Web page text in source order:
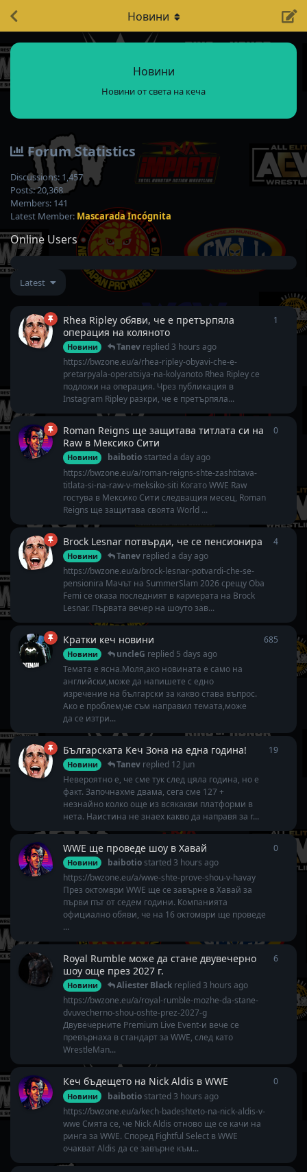
Новини
Новини от света на кеча
Новини
Forum Statistics
Discussions: 1,457
Posts:20,368
Members: 141
Latest Member: Mascarada Incógnita
Online Users
Latest
Rhea Ripley обяви, че е претърпяла
операция на коляното
Новини Tanev replied 3 hours ago
https://bwzone.eu/a/rhea-ripley-obyavi-che-e-
pretarpyala-operatsiya-na-kolyanoto Rhea Ripley се
подложи на операция. Чрез публикация в
Instagram Ripley разкри, че е претърпяла...
1 reply
Roman Reigns ще защитава титлата си на
Raw в Мексико Сити
Новини baibotiostarteda day ago
https://bwzone.eu/a/roman-reigns-shte-zashtitava-
titlata-si-na-raw-v-meksiko-siti Когато WWE Raw
гостува в Мексико Сити следващия месец, Roman
Reigns ще защитава своята World ...
0
Brock Lesnar потвърди, че се пенсионира
Новини Tanev replieda day ago
https://bwzone.eu/a/brock-lesnar-potvardi-che-se-
pensionira Мачът на SummerSlam 2026 срещу Oba
Femi се оказа последният в кариерата на Brock
Lesnar. Първата вечер на шоуто зав...
4
Кратки кеч новини
Новини uncleG replied 5 days ago
Темата е ясна.Моля,ако новината е само на
английски,може да напишете с едно
изречение на български за какво става въпрос.
Ако е проблем,че съм направил темата,може
да се изтри...
685
Българската Кеч Зона на една година!
Новини Tanev replied 12 Jun
Невероятно е, че сме тук след цяла година, но е
факт. Започнахме двама, сега сме 127 +
незнайно колко още из всякакви платформи в
нета. Наистина не знаех какво да направя за г...
19
WWE ще проведе шоу в Хавай
Новини baibotiostarted 3 hours ago
https://bwzone.eu/a/wwe-shte-prove-shou-v-havay
През октомври WWE ще се завърне в Хавай за
първи път от седем години. Компанията
официално обяви, че на 16 октомври ще проведе
...
0
Royal Rumble може да стане двувечерно
шоу още през 2027 г.
Новини Aliester Black replied 3 hours ago
https://bwzone.eu/a/royal-rumble-mozhe-da-stane-
dvuvecherno-shou-oshte-prez-2027-g
Двувечерните Premium Live Event-и вече се
превърнаха в стандарт за WWE, след като
WrestleMan...
6
Кеч бъдещето на Nick Aldis в WWE
Новини baibotiostarted 3 hours ago
https://bwzone.eu/a/kech-badeshteto-na-nick-aldis-v-
wwe Смята се, че Nick Aldis отново ще се качи на
ринга за WWE. Според Fightful Select в WWE
очакват Aldis да се завърне към...
0